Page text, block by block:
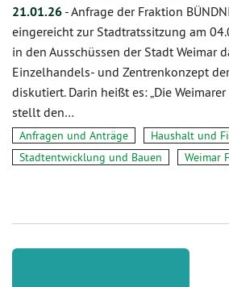
21.01.26 -Anfrage der Fraktion
eingereicht zur Stadtratssitzung am
in den Ausschüssen der Stadt Weimar
Einzelhandels- und Zentrenkonzept
diskutiert. Darin heißt es: „Die
stellt den…
Anfragen und Anträge
Haushalt und
Stadtentwicklung und Bauen
Weimar